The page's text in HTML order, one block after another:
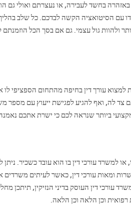
בחשד לעבירה, או נעצרתם ואולי גם
עם הסיטואציה הקשה לבדכם. כל שלב
ולהוות גול עצמי. גם אם בסך הכל הוזמנתם
עורך דין בחיפה מהתחום הספציפי
לה, ואף להגיע לפגישת ייעוץ עם מספר
ביותר שנראה לכם כי ישרת אתכם
למשרד עורכי דין בו הוא עובד כשכיר.
ומאות עורכי דין, כאשר לעיתים
עורכי דין העוסק בדיני הנזיקין, תיתכן
וכן הלאה וכן הלאה.